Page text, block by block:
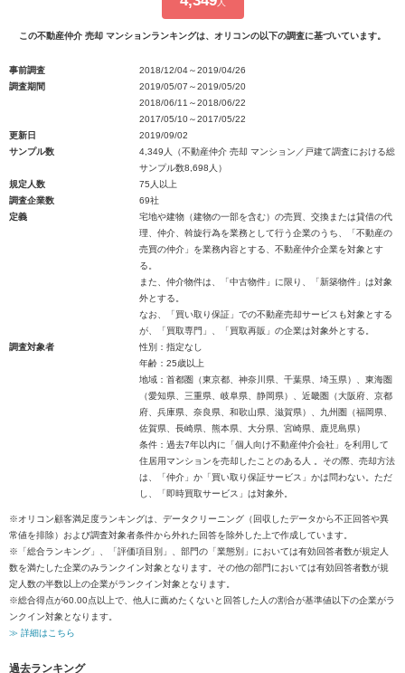
人
この不動産仲介 売却 マンションランキングは、オリコンの以下の調査に基づいています。
事前調査
2018/12/04～2019/04/26
調査期間
2019/05/07～2019/05/20
2018/06/11～2018/06/22
2017/05/10～2017/05/22
更新日
2019/09/02
サンプル数
4,349人（不動産仲介 売却 マンション／戸建て調査における総
サンプル数8,698人）
規定人数
75人以上
調査企業数
69社
定義
宅地や建物（建物の一部を含む）の売買、交換または貸借の代
理、仲介、斡旋行為を業務として行う企業のうち、「不動産の
売買の仲介」を業務内容とする、不動産仲介企業を対象とす
る。
また、仲介物件は、「中古物件」に限り、「新築物件」は対象
外とする。
なお、「買い取り保証」での不動産売却サービスも対象とする
が、「買取専門」、「買取再販」の企業は対象外とする。
調査対象者
性別：指定なし
年齢：25歳以上
地域：首都圏（東京都、神奈川県、千葉県、埼玉県）、東海圏
（愛知県、三重県、岐阜県、静岡県）、近畿圏（大阪府、京都
府、兵庫県、奈良県、和歌山県、滋賀県）、九州圏（福岡県、
佐賀県、長崎県、熊本県、大分県、宮崎県、鹿児島県）
条件：過去7年以内に「個人向け不動産仲介会社」を利用して
住居用マンションを売却したことのある人 。その際、売却方法
は、「仲介」か「買い取り保証サービス」かは問わない。ただ
し、「即時買取サービス」は対象外。
※オリコン顧客満足度ランキングは、データクリーニング（回収したデータから不正回答や異
常値を排除）および調査対象者条件から外れた回答を除外した上で作成しています。
※「総合ランキング」、「評価項目別」、部門の「業態別」においては有効回答者数が規定人
数を満たした企業のみランクイン対象となります。その他の部門においては有効回答者数が規
定人数の半数以上の企業がランクイン対象となります。
※総合得点が60.00点以上で、他人に薦めたくないと回答した人の割合が基準値以下の企業がラ
ンクイン対象となります。
≫ 詳細はこちら
過去ランキング